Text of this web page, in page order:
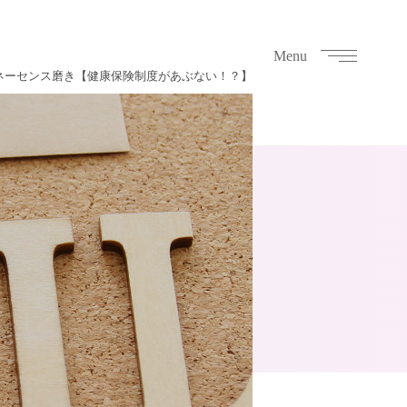
Menu
センス磨き【健康保険制度があぶない！？】